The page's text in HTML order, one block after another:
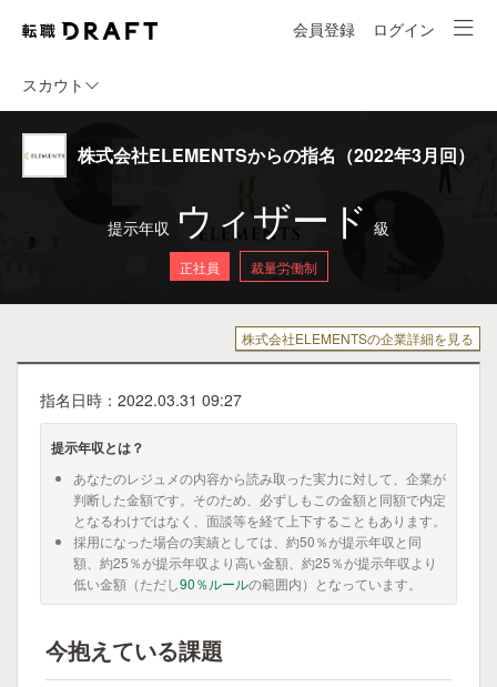
会員登録 ログイン
スカウト
株式会社ELEMENTSからの指名（2022年3月回）
提示年収 ウィザード 級
正社員 裁量労働制
株式会社ELEMENTSの企業詳細を見る
指名日時：2022.03.31 09:27
提示年収とは？
あなたのレジュメの内容から読み取った実力に対して、企業が
判断した金額です。そのため、必ずしもこの金額と同額で内定
となるわけではなく、面談等を経て上下することもあります。
採用になった場合の実績としては、約50％が提示年収と同
額、約25％が提示年収より高い金額、約25％が提示年収より
低い金額（ただし90％ルールの範囲内）となっています。
今抱えている課題